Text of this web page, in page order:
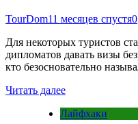
TourDom11 месяцев спустя0
Для некоторых туристов
дипломатов давать визы
кто безосновательно
Читать далее
Лайфхаки